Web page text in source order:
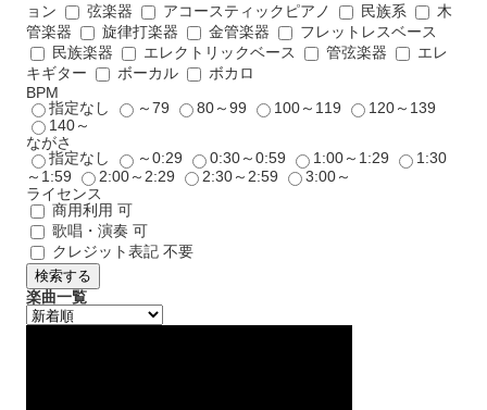
ョン
弦楽器 アコースティックピアノ 民族系
木
管楽器
旋律打楽器 金管楽器
フレットレスベース
民族楽器
エレクトリックベース 管弦楽器
エレ
キギター
ボーカル
ボカロ
BPM
指定なし
～79 80～99 100～119
120～139
140～
ながさ
指定なし
～0:29 0:30～0:59 1:00～1:29
1:30
～1:59
2:00～2:29 2:30～2:59
3:00～
ライセンス
商用利用 可
歌唱・演奏 可
クレジット表記 不要
検索する
楽曲一覧